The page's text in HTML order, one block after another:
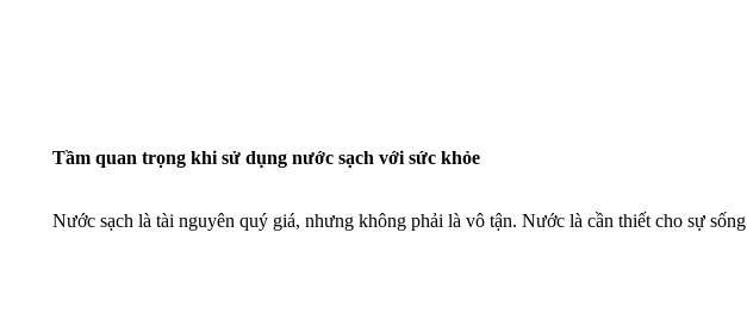
Tầm quan trọng khi sử dụng nước sạch với sức khỏe
Nước sạch là tài nguyên quý giá, nhưng không phải là vô tận. Nước là cần thiết cho sự